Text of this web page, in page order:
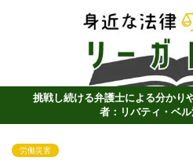
挑戦し続ける弁護士による分かり
者：リバティ・ベル
労働災害